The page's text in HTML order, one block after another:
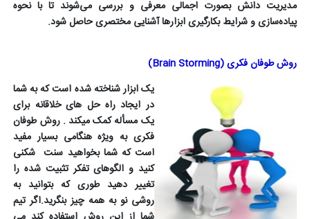
مدیریت دانش بصورت اجمالی معرفی و بررسی می‌شوند تا با نحوه
پیاده‌سازی و شرایط بکارگیری ابزارها آشنایی مختصری حاصل شود.
روش طوفان فکری (Brain Storming
)
یک ابزار شناخته شده است که به شما
در ایجاد راه حل های خلاقانه برای
یک مسأله کمک می­کند . روش طوفان
فکری به ویژه هنگامی بسیار مفید
است که شما بخواهید سنت­ شکنی
کنید و الگوهای تفکر تثبیت شده را
تغییر دهید طوری که بتوانید به
روشی نو به همه چیز بنگرید.اگر تیم